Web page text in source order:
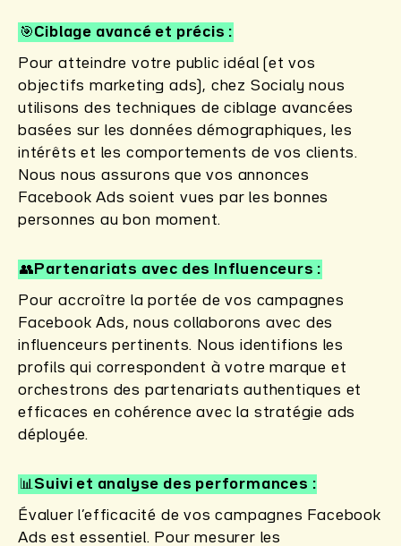
🎯Ciblage avancé et précis
Pour atteindre votre public idéal (et vos
objectifs marketing ads), chez Socialy nous
utilisons des techniques de ciblage avancées
basées sur les données démographiques, les
intérêts et les comportements de vos clients.
Nous nous assurons que vos annonces
Facebook Ads soient vues par les bonnes
personnes au bon moment.
👥Partenariats avec des Influenceurs
Pour accroître la portée de vos campagnes
Facebook Ads, nous collaborons avec des
influenceurs pertinents. Nous identifions les
profils qui correspondent à votre marque et
orchestrons des partenariats authentiques et
efficaces en cohérence avec la stratégie ads
déployée.
📊Suivi et analyse des performances
Évaluer l’efficacité de vos campagnes Facebook
Ads est essentiel. Pour mesurer les